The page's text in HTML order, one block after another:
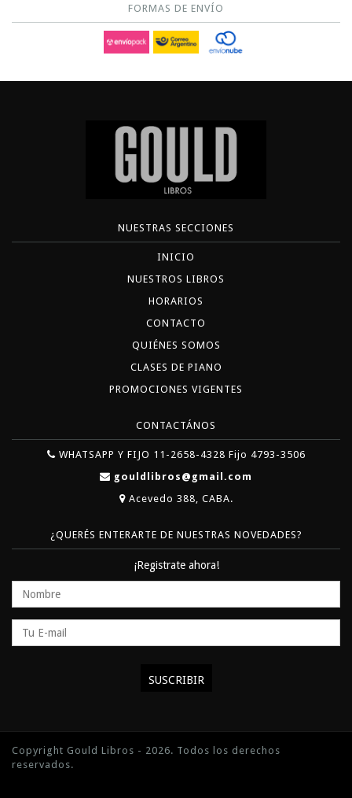
FORMAS DE ENVÍO
NUESTRAS SECCIONES
INICIO
NUESTROS LIBROS
HORARIOS
CONTACTO
QUIÉNES SOMOS
CLASES DE PIANO
PROMOCIONES VIGENTES
CONTACTÁNOS
WHATSAPP Y FIJO 11-2658-4328 Fijo 4793-3506
gouldlibros@gmail.com
Acevedo 388, CABA.
¿QUERÉS ENTERARTE DE NUESTRAS NOVEDADES?
¡Registrate ahora!
Copyright Gould Libros - 2026. Todos los derechos
reservados.